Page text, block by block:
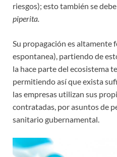
riesgos); esto también se
piperita.
Su propagación es altamente
espontanea), partiendo de
la hace parte del ecosistema
permitiendo así que exista
las empresas utilizan sus
contratadas, por asuntos de
sanitario gubernamental.